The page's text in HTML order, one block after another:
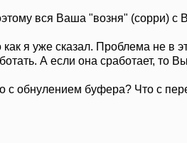
вся Ваша "возня" (сорри) с
как я уже сказал. Проблема не в
А если она сработает, то
с обнулением буфера? Что с